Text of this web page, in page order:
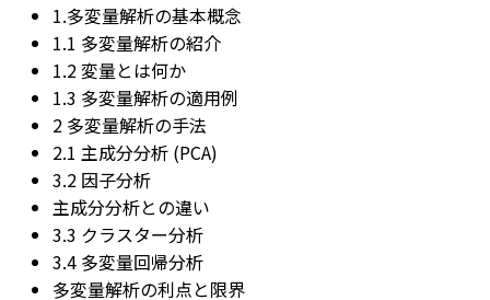
1.多変量解析の基本概念
1.1 多変量解析の紹介
1.2 変量とは何か
1.3 多変量解析の適用例
2 多変量解析の手法
2.1 主成分分析 (PCA)
3.2 因子分析
主成分分析との違い
3.3 クラスター分析
3.4 多変量回帰分析
多変量解析の利点と限界